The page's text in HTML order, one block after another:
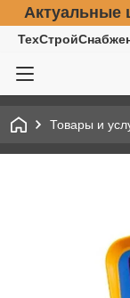
Актуальные
Товары и